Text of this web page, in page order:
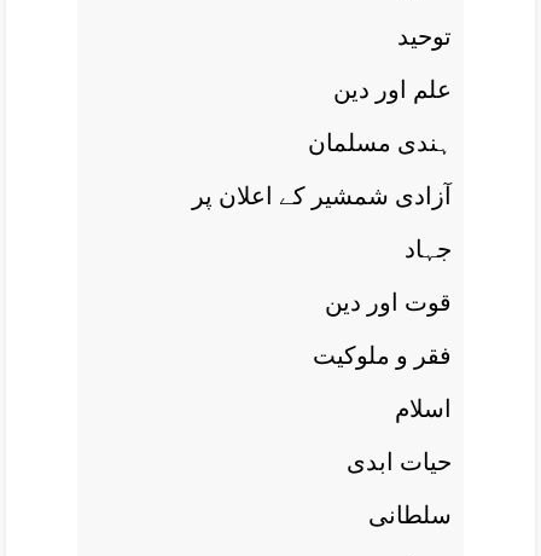
توحيد
علم اور دين
ہندی مسلمان
آزادی شمشير کے اعلان پر
جہاد
قوت اور دين
فقر و ملوکيت
اسلام
حيات ابدی
سلطانی